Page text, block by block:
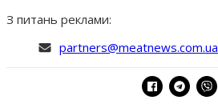
З питань реклами:
partners@meatnews.com.ua